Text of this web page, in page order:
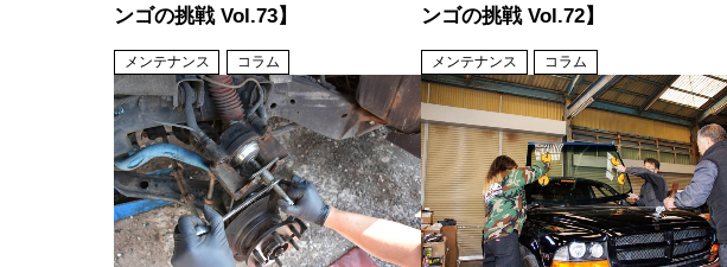
ンゴの挑戦 Vol.73】
メンテナンス コラム
ンゴの挑戦 Vol.72】
メンテナンス コラム